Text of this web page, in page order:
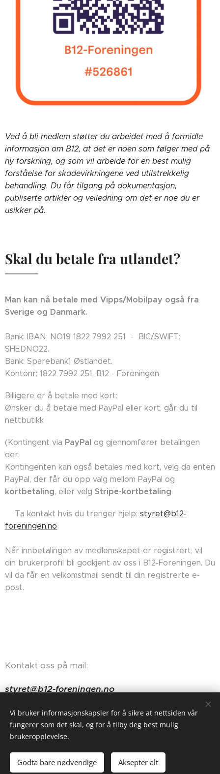
Ved å bli medlem støtter du arbeidet med å formidle
informasjon om B12, at det er noen som følger med på
ny forskning, og som vil arbeide for en best mulig
forståelse for skadevirkningene ved utilstrekkelig
behandling. Du får tilgang på dokumentasjon,
publiserte artikler og veiledning om det er noe du er
usikker på.
Skal du betale fra utlandet?
Man kan nå betale med Vipps/Mobilpay også fra
Sverige og Danmark.
Bank: IBAN: NO19 1822 7992 251 - BIC/SWIFT:
SHEDNO22.
Bank: Sparebank1 Østlandet.
Kontonr: 1822 7992 251, B12 - Foreningen
Billigere er å betale med kort:
Ønsker du å betale med PayPal eller kort, går du til
nettbutikk
(Kontingent via PayPal og gjennomfører betalingen
der.
Kontingenten kan også betales med kort, velg da enten
PayPal, der får du opp valg mellom PayPal og
kortbetaling, eller velg Stripe-kortbetaling.
👉🏼Ta kontakt hvis du trenger hjelp: styret@b12-
foreningen.no
Når innbetalingen av medlemskapet er registrert, vil
din brukerprofil bli godkjent av oss i B12-Foreningen. Du
vil da får en velkomstmail sendt til din registrerte e-
post.
Kontakt oss på mail:
styret@b12-foreningen.no
Haugerudveien 84, 0674 Oslo
Vi bruker informasjonskapsler for å sikre at nettsiden vår
fungerer som det skal, og for å tilby deg best mulig
brukeropplevelse.
Godta bare nødvendige Aksepter alt